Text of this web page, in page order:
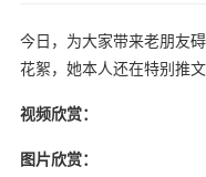
今日，为大家带来老朋友
花絮，她本人还在特别推
视频欣赏：
图片欣赏：